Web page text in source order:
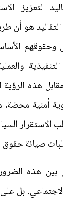
لتعزيز
هو أن
هذه
أمنية
الاستقرار
صيانة حقوق
هذه
بل